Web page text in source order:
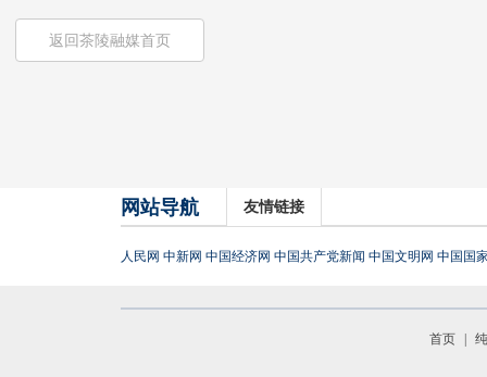
返回茶陵融媒首页
网站导航 友情链接
人民网 中新网 中国经济网 中国共产党新闻 中国文明网 中国国
首页